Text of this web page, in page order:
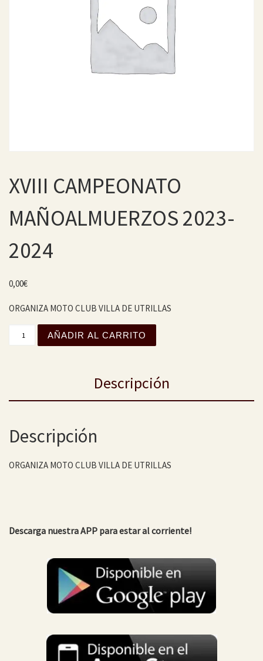
XVIII CAMPEONATO
MAÑOALMUERZOS 2023-
2024
0,00€
ORGANIZA MOTO CLUB VILLA DE UTRILLAS
XVIII CAMPEONATO MAÑOALMUERZOS 2023-2024
AÑADIR AL CARRITO
Descripción
Descripción
ORGANIZA MOTO CLUB VILLA DE UTRILLAS
Descarga nuestra APP para estar al corriente!